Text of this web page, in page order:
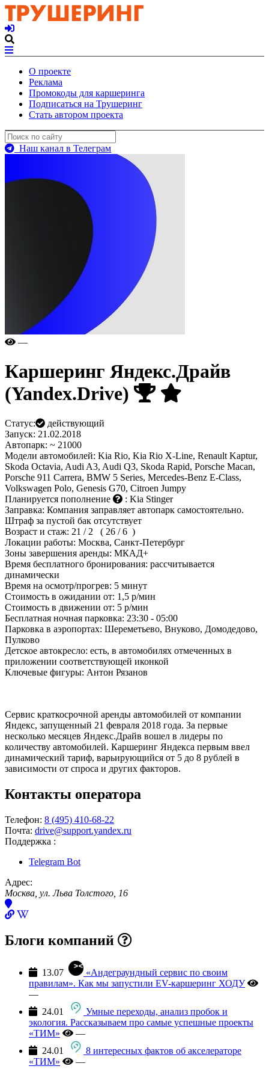
О проекте
Реклама
Промокоды для каршеринга
Подписаться на Трушеринг
Стать автором проекта
Наш канал в Телеграм
—
Каршеринг Яндекс.Драйв
(Yandex.Drive)
Статус:
действующий
Запуск: 21.02.2018
Автопарк: ~ 21000
Модели автомобилей: Kia Rio, Kia Rio X-Line, Renault Kaptur,
Skoda Octavia, Audi A3, Audi Q3, Skoda Rapid, Porsche Macan,
Porsche 911 Carrera, BMW 5 Series, Mercedes-Benz E-Class,
Volkswagen Polo, Genesis G70, Citroen Jumpy
Планируется пополнение
: Kia Stinger
Заправка: Компания заправляет автопарк самостоятельно.
Штраф за пустой бак отсутствует
Возраст и стаж: 21 / 2 ( 26 / 6 )
Локации работы: Москва, Санкт-Петербург
Зоны завершения аренды: МКАД+
Время бесплатного бронирования: рассчитывается
динамически
Время на осмотр/прогрев: 5 минут
Стоимость в ожидании от: 1,5 р/мин
Стоимость в движении от: 5 р/мин
Бесплатная ночная парковка: 23:30 - 05:00
Парковка в аэропортах: Шереметьево, Внуково, Домодедово,
Пулково
Детское автокресло: есть, в автомобилях отмеченных в
приложении соответствующей иконкой
Ключевые фигуры: Антон Рязанов
Сервис краткосрочной аренды автомобилей от компании
Яндекс, запущенный 21 февраля 2018 года. За первые
несколько месяцев Яндекс.Драйв вошел в лидеры по
количеству автомобилей. Каршеринг Яндекса первым ввел
динамический тариф, варьирующийся от 5 до 8 рублей в
зависимости от спроса и других факторов.
Контакты оператора
Телефон: 8 (495) 410-68-22
Почта: drive@support.yandex.ru
Поддержка :
Telegram Bot
Адрес:
Москва, ул. Льва Толстого, 16
Блоги компаний
13.07
«Андеграундный сервис по своим
правилам». Как мы запустили EV-каршеринг ХОДУ
—
24.01
Умные переходы, анализ пробок и
экология. Рассказываем про самые успешные проекты
«ТИМ»
—
24.01
8 интересных фактов об акселераторе
«ТИМ»
—